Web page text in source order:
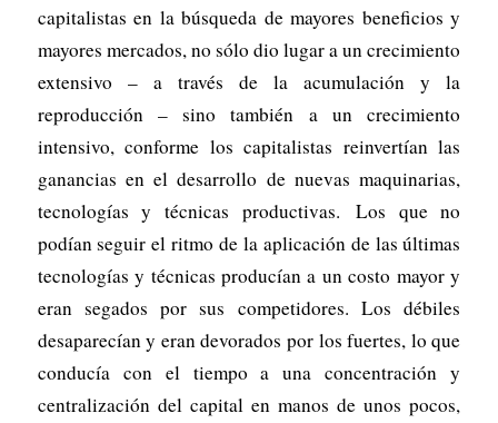
capitalistas en la búsqueda de mayores beneficios y
mayores mercados, no sólo dio lugar a un crecimiento
extensivo – a través de la acumulación y la
reproducción – sino también a un crecimiento
intensivo, conforme los capitalistas reinvertían las
ganancias en el desarrollo de nuevas maquinarias,
tecnologías y técnicas productivas. Los que no
podían seguir el ritmo de la aplicación de las últimas
tecnologías y técnicas producían a un costo mayor y
eran segados por sus competidores. Los débiles
desaparecían y eran devorados por los fuertes, lo que
conducía con el tiempo a una concentración y
centralización del capital en manos de unos pocos,